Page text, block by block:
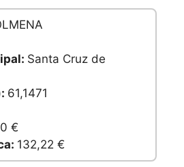
Santa Cruz de
61,1471
€
132,22 €